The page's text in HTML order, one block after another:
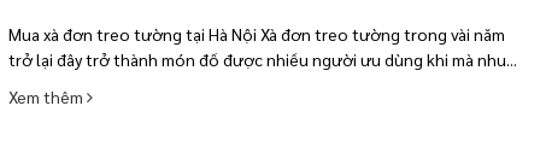
Mua xà đơn treo tường tại Hà Nội Xà đơn treo tường trong vài năm
trở lại đây trở thành món đồ được nhiều người ưu dùng khi mà nhu...
Xem thêm